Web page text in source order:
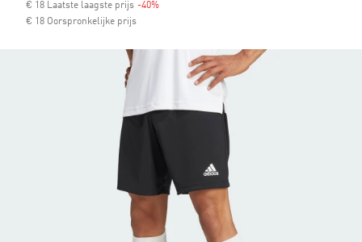
€ 18 Laatste laagste prijs -40%
€ 18 Oorspronkelijke prijs